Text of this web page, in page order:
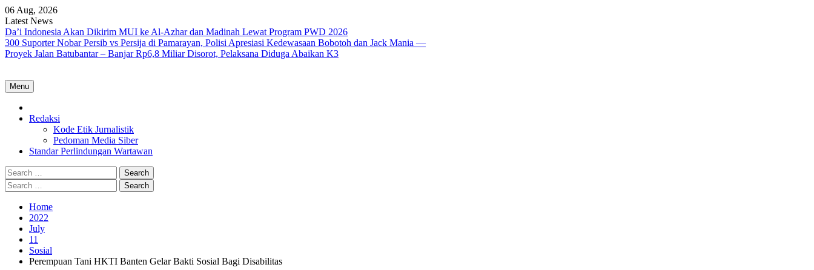
Skip
to
content
06 Aug, 2026
Latest News
Da’i Indonesia Akan Dikirim MUI ke Al-Azhar dan Madinah Lewat Program PWD 2026
300 Suporter Nobar Persib vs Persija di Pamarayan, Polisi Apresiasi Kedewasaan Bobotoh dan Jack Mania —
Proyek Jalan Batubantar – Banjar Rp6,8 Miliar Disorot, Pelaksana Diduga Abaikan K3
Menu
Redaksi
Kode Etik Jurnalistik
Pedoman Media Siber
Standar Perlindungan Wartawan
Search
for:
Search
for:
Home
2022
July
11
Sosial
Perempuan Tani HKTI Banten Gelar Bakti Sosial Bagi Disabilitas